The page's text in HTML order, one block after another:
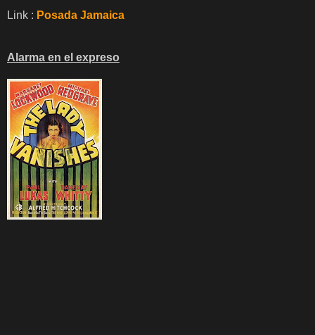
Link : Posada Jamaica
Alarma en el expreso